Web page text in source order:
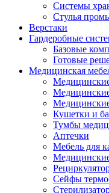
Системы
Стулья
Верстаки
Гардеробные
Базовые
Готовые
Медицинская
Кушетки и
Тумбы
Аптечки
Мебель для
Сейфы